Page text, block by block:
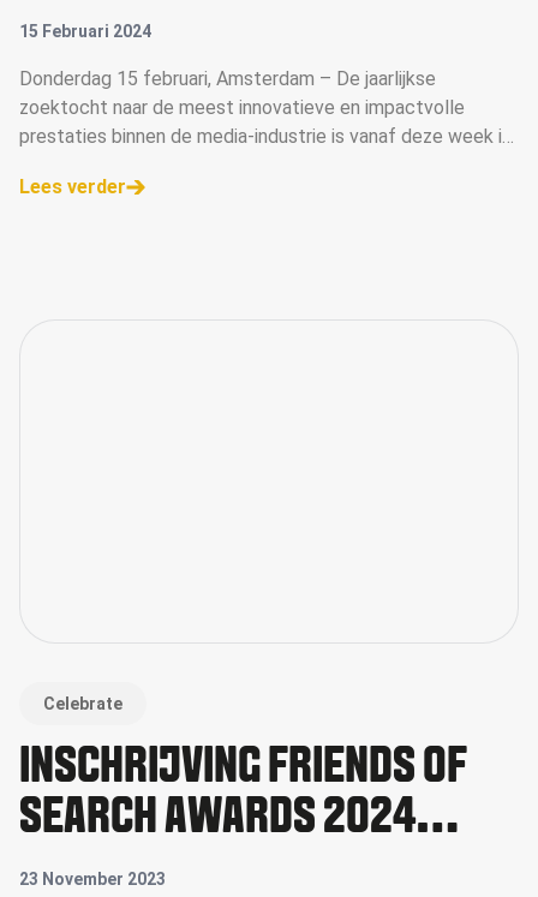
15 Februari 2024
Donderdag 15 februari, Amsterdam – De jaarlijkse
zoektocht naar de meest innovatieve en impactvolle
prestaties binnen de media-industrie is vanaf deze week in
Media Awards (AMMA Awards) is verstreken. Met de
Lees verder
Celebrate
INSCHRIJVING FRIENDS OF
SEARCH AWARDS 2024
GEOPEND
23 November 2023